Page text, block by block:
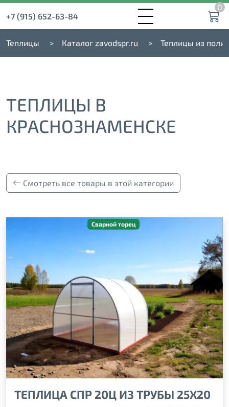
+7 (915) 652-63-84
0
Теплицы Каталог zavodspr.ru Теплицы из
ТЕПЛИЦЫ В
КРАСНОЗНАМЕНСКЕ
Смотреть все товары в этой категории
Сварной торец
ТЕПЛИЦА СПР 20Ц ИЗ ТРУБЫ 25Х20